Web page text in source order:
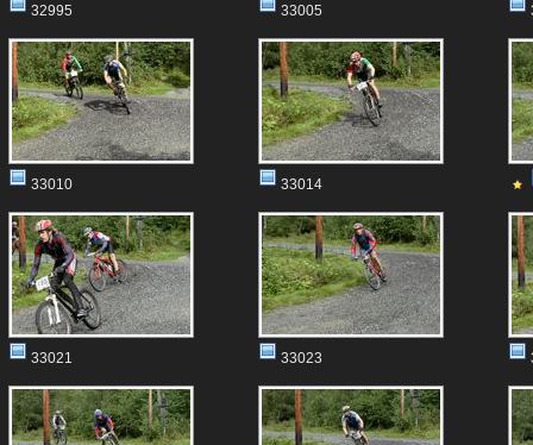
32995 33005
33010 33014
33021 33023